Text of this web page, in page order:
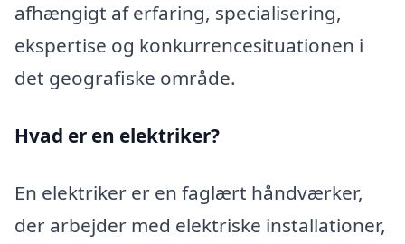
afhængigt af erfaring, specialisering,
ekspertise og konkurrencesituationen i
det geografiske område.
Hvad er en elektriker?
En elektriker er en faglært håndværker,
der arbejder med elektriske installationer,